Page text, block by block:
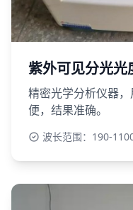
紫外可见分光光
精密光学分析仪器
便，结果准确。
波长范围：190-